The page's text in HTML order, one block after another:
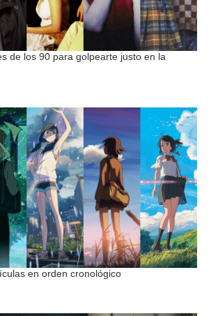
de los 90 para golpearte justo en la
en orden cronológico